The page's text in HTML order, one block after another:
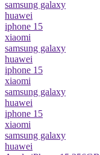
samsung galaxy
huawei
iphone 15
xiaomi
samsung galaxy
huawei
iphone 15
xiaomi
samsung galaxy
huawei
iphone 15
xiaomi
samsung galaxy
huawei